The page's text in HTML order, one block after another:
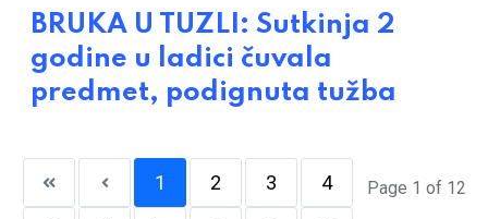
BRUKA U TUZLI: Sutkinja 2
godine u ladici čuvala
predmet, podignuta tužba
Page 1 of 12
1 2 3 4